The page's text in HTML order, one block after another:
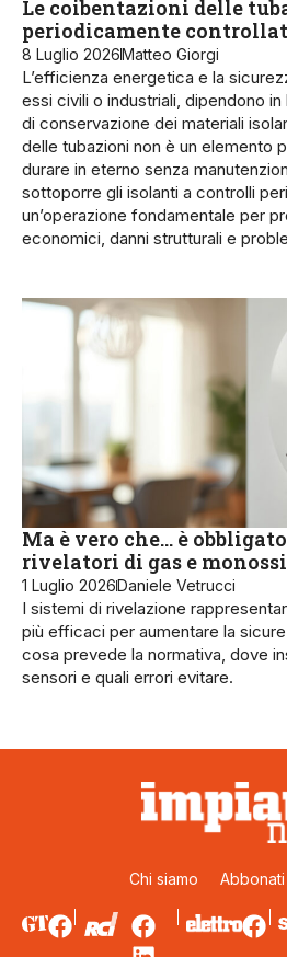
Le coibentazioni delle
periodicamente
8 Luglio 2026Matteo Giorgi
L’efficienza energetica e la
essi civili o industriali, dipendono
di conservazione dei materiali
delle tubazioni non è un elemento
durare in eterno senza
sottoporre gli isolanti a controlli
un’operazione fondamentale per
economici, danni strutturali e
Ma è vero che… è
rivelatori di gas e
1 Luglio 2026Daniele Vetrucci
I sistemi di rivelazione
più efficaci per aumentare la
cosa prevede la normativa, dove
sensori e quali errori evitare.
Chi siamo